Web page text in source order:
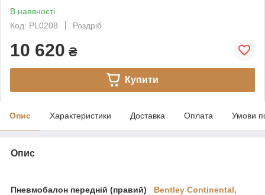
В наявності
Код: PL0208
Роздріб
10 620 ₴
Купити
Опис Характеристики Доставка Оплата Умови
Опис
Пневмобалон передній (правий)
Bentley Continental,